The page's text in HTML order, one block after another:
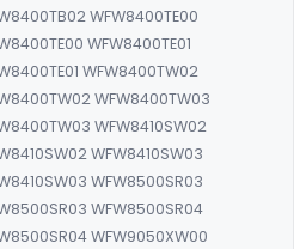
WFW8400TE00
WFW8400TE01
WFW8400TW02
WFW8400TW03
WFW8410SW02
WFW8410SW03
WFW8500SR03
WFW8500SR04
WFW9050XW00